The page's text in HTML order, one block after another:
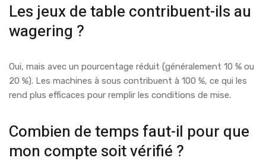
Les jeux de table contribuent-ils au
wagering ?
Oui, mais avec un pourcentage réduit (généralement 10 % ou
20 %). Les machines à sous contribuent à 100 %, ce qui les
rend plus efficaces pour remplir les conditions de mise.
Combien de temps faut-il pour que
mon compte soit vérifié ?